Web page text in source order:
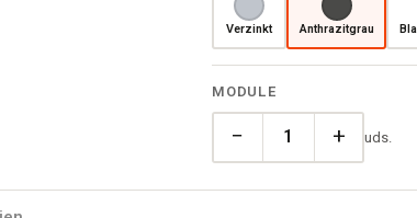
Verzinkt Anthrazitgrau
MODULE
− + uds.